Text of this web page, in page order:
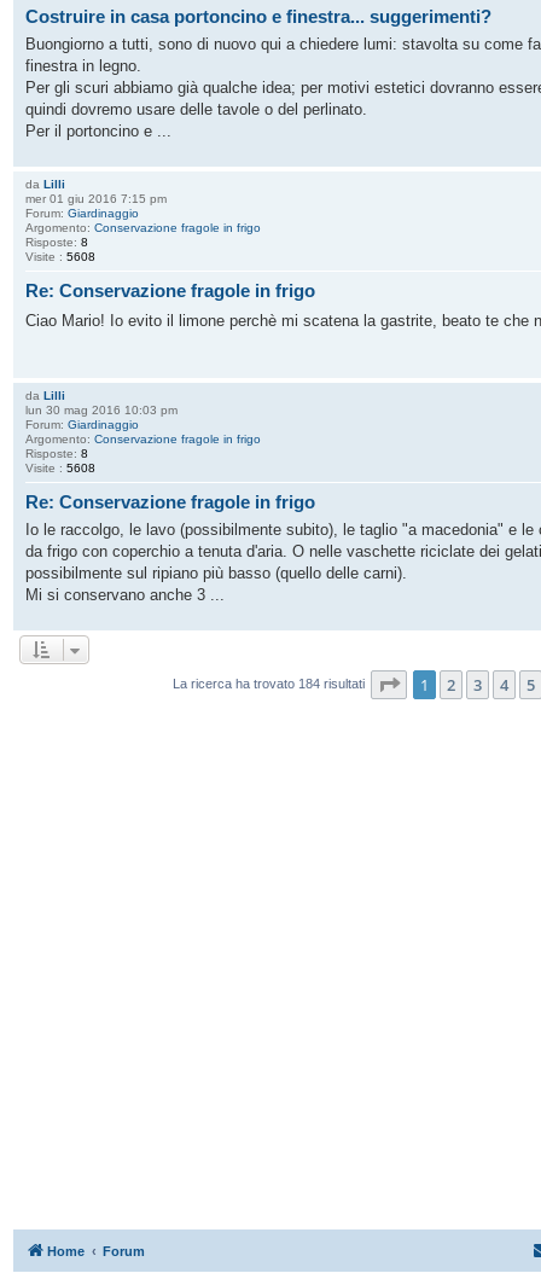
Costruire in casa portoncino e finestra... suggerimenti?
Buongiorno a tutti, sono di nuovo qui a chiedere lumi: stavolta su come
finestra in legno.
Per gli scuri abbiamo già qualche idea; per motivi estetici dovranno
quindi dovremo usare delle tavole o del perlinato.
Per il portoncino e ...
da Lilli
mer 01 giu 2016 7:15 pm
Forum: Giardinaggio
Argomento: Conservazione fragole in frigo
Risposte: 8
Visite : 5608
Re: Conservazione fragole in frigo
Ciao Mario! Io evito il limone perchè mi scatena la gastrite, beato te che
da Lilli
lun 30 mag 2016 10:03 pm
Forum: Giardinaggio
Argomento: Conservazione fragole in frigo
Risposte: 8
Visite : 5608
Re: Conservazione fragole in frigo
Io le raccolgo, le lavo (possibilmente subito), le taglio "a macedonia" e
da frigo con coperchio a tenuta d'aria. O nelle vaschette riciclate dei
possibilmente sul ripiano più basso (quello delle carni).
Mi si conservano anche 3 ...
La ricerca ha trovato 184 risultati Pagina di 13
1 2 3 4 5
Home Forum